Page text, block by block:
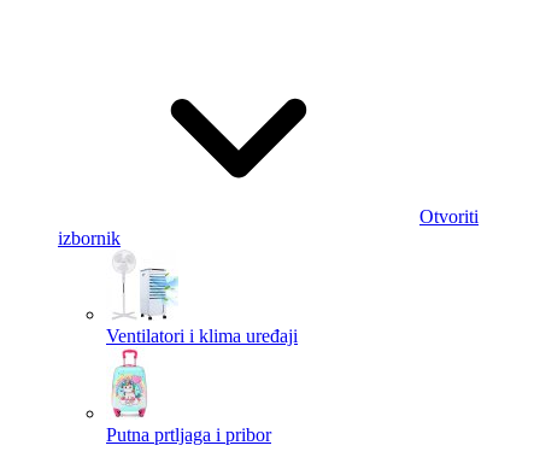
Otvoriti
izbornik
Ventilatori i klima uređaji
Putna prtljaga i pribor